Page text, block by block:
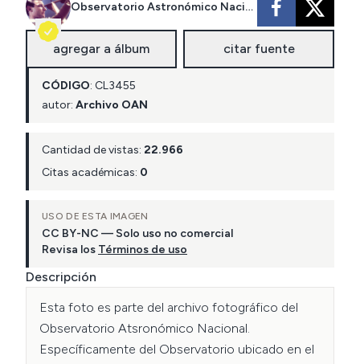
Observatorio Astronómico Nacional
agregar a álbum citar fuente
CÓDIGO: CL3455
autor: Archivo OAN
Cantidad de vistas: 22.966
Citas académicas: 0
USO DE ESTA IMAGEN
CC BY-NC — Solo uso no comercial
Revisa los Términos de uso
Descripción
Esta foto es parte del archivo fotográfico del
Observatorio Atsronómico Nacional.
Específicamente del Observatorio ubicado en el